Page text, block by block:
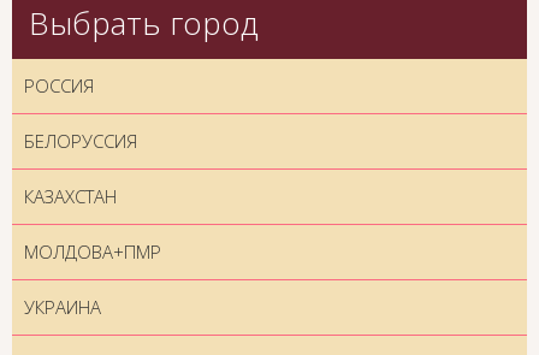
Выбрать город
РОССИЯ
БЕЛОРУССИЯ
КАЗАХСТАН
МОЛДОВА+ПМР
УКРАИНА